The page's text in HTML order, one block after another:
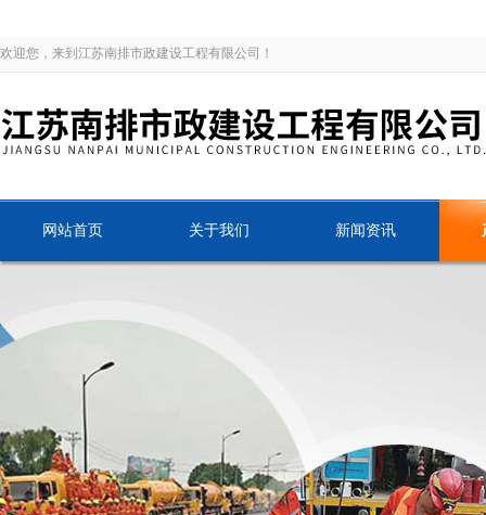
欢迎您，来到江苏南排市政建设工程有限公司！
网站首页 关于我们 新闻资讯